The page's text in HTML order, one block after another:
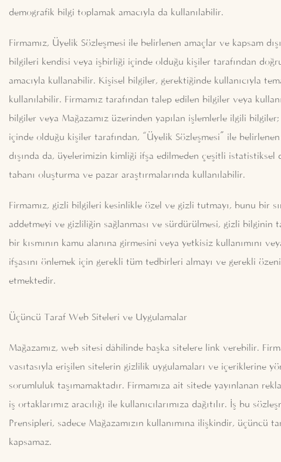
demografik bilgi toplamak amacıyla da kullanılabilir.
Firmamız, Üyelik Sözleşmesi ile belirlenen amaçlar ve kapsam
bilgileri kendisi veya işbirliği içinde olduğu kişiler tarafından
amacıyla kullanabilir. Kişisel bilgiler, gerektiğinde kullanıcıyla
kullanılabilir. Firmamız tarafından talep edilen bilgiler veya
bilgiler veya Mağazamız üzerinden yapılan işlemlerle ilgili
içinde olduğu kişiler tarafından, “Üyelik Sözleşmesi” ile
dışında da, üyelerimizin kimliği ifşa edilmeden çeşitli istatistiksel
tabanı oluşturma ve pazar araştırmalarında kullanılabilir.
Firmamız, gizli bilgileri kesinlikle özel ve gizli tutmayı, bunu bir
addetmeyi ve gizliliğin sağlanması ve sürdürülmesi, gizli bilginin
bir kısmının kamu alanına girmesini veya yetkisiz kullanımını
ifşasını önlemek için gerekli tüm tedbirleri almayı ve gerekli
etmektedir.
Üçüncü Taraf Web Siteleri ve Uygulamalar
Mağazamız, web sitesi dâhilinde başka sitelere link verebilir.
vasıtasıyla erişilen sitelerin gizlilik uygulamaları ve içeriklerine
sorumluluk taşımamaktadır. Firmamıza ait sitede yayınlanan
iş ortaklarımız aracılığı ile kullanıcılarımıza dağıtılır. İş bu
Prensipleri, sadece Mağazamızın kullanımına ilişkindir, üçüncü
kapsamaz.